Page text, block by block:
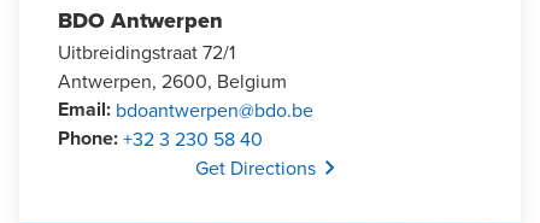
BDO Antwerpen
Uitbreidingstraat 72/1
Antwerpen, 2600, Belgium
Email: bdoantwerpen@bdo.be
Phone:+32 3 230 58 40
Get DirectionsOpens In A New Window/tab